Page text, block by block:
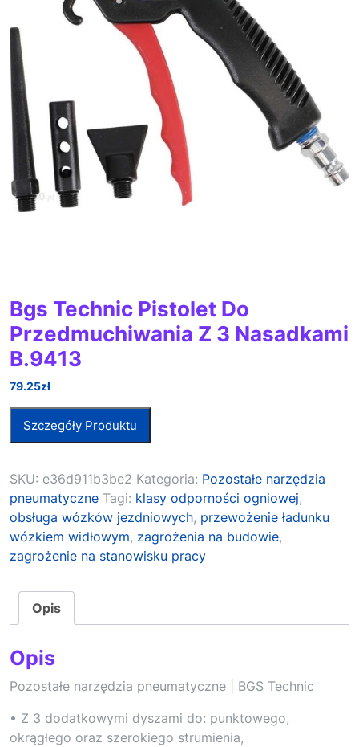
Bgs Technic Pistolet Do
Przedmuchiwania Z 3 Nasadkami
B.9413
79.25zł
Szczegóły Produktu
SKU: e36d911b3be2 Kategoria: Pozostałe narzędzia
pneumatyczne Tagi: klasy odporności ogniowej,
obsługa wózków jezdniowych, przewożenie ładunku
wózkiem widłowym, zagrożenia na budowie,
zagrożenie na stanowisku pracy
Opis
Opis
Pozostałe narzędzia pneumatyczne | BGS Technic
• Z 3 dodatkowymi dyszami do: punktowego,
okrągłego oraz szerokiego strumienia,